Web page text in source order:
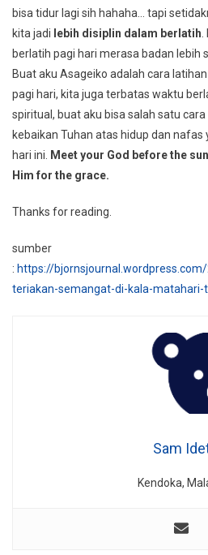
bisa tidur lagi sih hahaha… tapi
kita jadi lebih disiplin dalam berlatih
berlatih pagi hari merasa badan lebih
Buat aku Asageiko adalah cara
pagi hari, kita juga terbatas waktu
spiritual, buat aku bisa salah satu
kebaikan Tuhan atas hidup dan
hari ini.
Meet your God before the
Him for the grace.
Thanks for reading.
sumber
: https://
teriakan-semangat-di-kala-
Sam
Kendoka,